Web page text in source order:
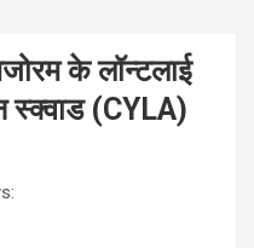
के लॉन्टलाई
स्क्वाड (CYLA)